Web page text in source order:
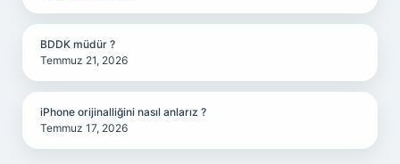
BDDK müdür ?
Temmuz 21, 2026
iPhone orijinalliğini nasıl anlarız ?
Temmuz 17, 2026